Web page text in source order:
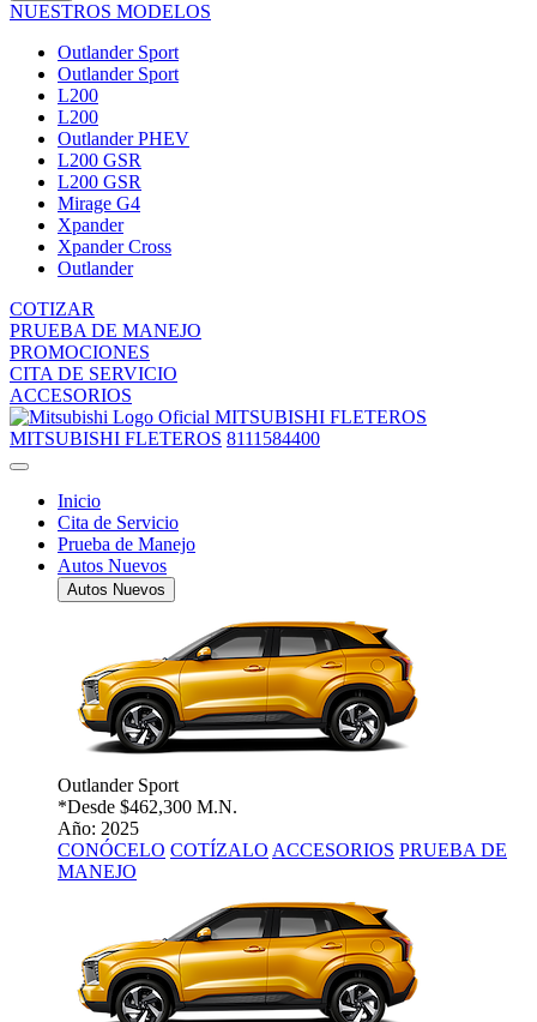
NUESTROS MODELOS
Outlander Sport
Outlander Sport
L200
L200
Outlander PHEV
L200 GSR
L200 GSR
Mirage G4
Xpander
Xpander Cross
Outlander
COTIZAR
PRUEBA DE MANEJO
PROMOCIONES
CITA DE SERVICIO
ACCESORIOS
MITSUBISHI FLETEROS
MITSUBISHI FLETEROS 8111584400
Inicio
Cita de Servicio
Prueba de Manejo
Autos Nuevos
Autos Nuevos
Outlander Sport
*Desde $462,300 M.N.
Año: 2025
CONÓCELO COTÍZALO ACCESORIOS PRUEBA DE
MANEJO